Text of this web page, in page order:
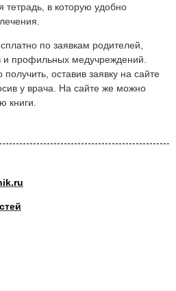
с
Medvestnik.ru
в которую удобно
по заявкам родителей,
и профильных медучреждений.
оставив заявку на сайте
у врача. На сайте же можно
книги.